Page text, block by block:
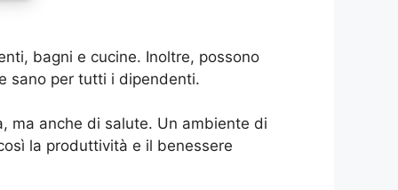
bagni e cucine. Inoltre, possono
sano per tutti i dipendenti.
ma anche di salute. Un ambiente di
la produttività e il benessere